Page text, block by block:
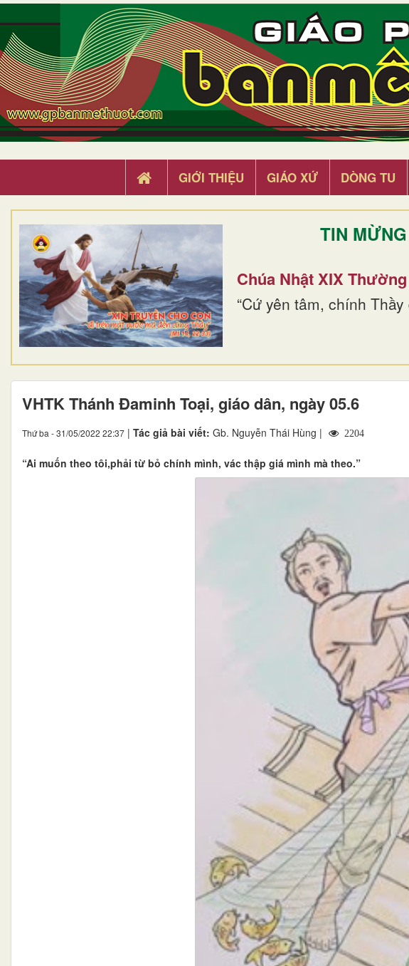
GIỚI THIỆU GIÁO XỨ DÒNG TU
TIN
Chúa Nhật XIX
“Cứ yên tâm, chính
VHTK Thánh Ðaminh Toại, giáo dân, ngày 05.6
Thứ ba - 31/05/2022 22:37 | Tác giả bài viết: Gb. Nguyễn Thái Hùng | 2204
“Ai muốn theo tôi,phải từ bỏ chính mình, vác thập giá mình mà theo.”